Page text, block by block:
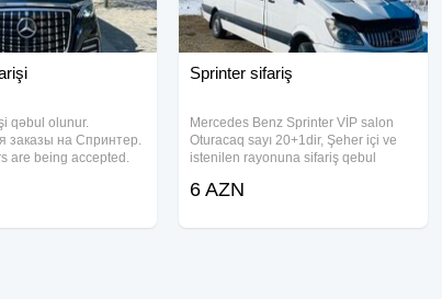
qəbul olunur.
заказы на Спринтер.
are being accepted.
xidməti
Sprinter sifariş
Mercedes Benz Sprinter VİP salon
Oturacaq sayı 20+1dir, Şeher içi ve
istenilen rayonuna sifariş qebul
olunur . Kondisoner, Avtomatik salon
MUSIQI
6 AZN